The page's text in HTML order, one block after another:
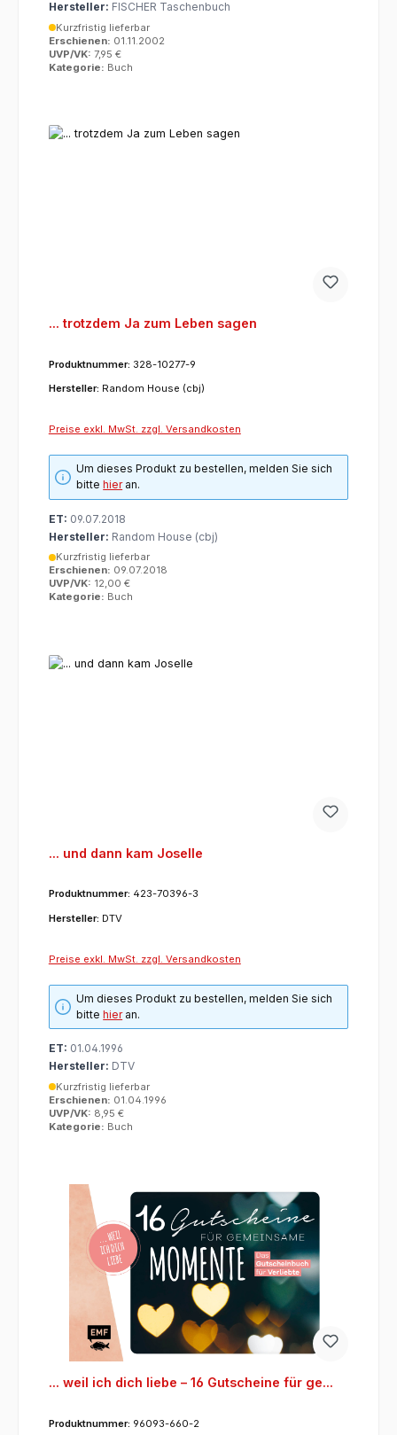
Hersteller: FISCHER Taschenbuch
Kurzfristig lieferbar
Erschienen: 01.11.2002
UVP/VK: 7,95 €
Kategorie: Buch
... trotzdem Ja zum Leben sagen
Produktnummer: 328-10277-9
Hersteller: Random House (cbj)
Preise exkl. MwSt. zzgl. Versandkosten
Um dieses Produkt zu bestellen, melden Sie sich
bittehieran.
ET: 09.07.2018
Hersteller: Random House (cbj)
Kurzfristig lieferbar
Erschienen: 09.07.2018
UVP/VK: 12,00 €
Kategorie: Buch
... und dann kam Joselle
Produktnummer: 423-70396-3
Hersteller: DTV
Preise exkl. MwSt. zzgl. Versandkosten
Um dieses Produkt zu bestellen, melden Sie sich
bittehieran.
ET: 01.04.1996
Hersteller: DTV
Kurzfristig lieferbar
Erschienen: 01.04.1996
UVP/VK: 8,95 €
Kategorie: Buch
... weil ich dich liebe – 16 Gutscheine für ge...
Produktnummer: 96093-660-2